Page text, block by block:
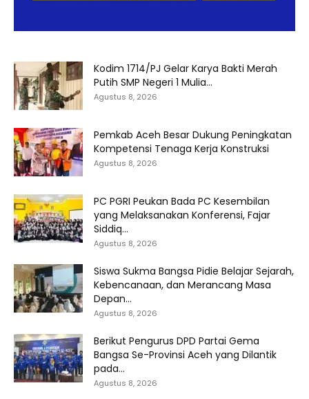
Kodim 1714/PJ Gelar Karya Bakti Merah
Putih SMP Negeri 1 Mulia...
Agustus 8, 2026
Pemkab Aceh Besar Dukung Peningkatan
Kompetensi Tenaga Kerja Konstruksi
Agustus 8, 2026
PC PGRI Peukan Bada PC Kesembilan
yang Melaksanakan Konferensi, Fajar
Siddiq...
Agustus 8, 2026
Siswa Sukma Bangsa Pidie Belajar Sejarah,
Kebencanaan, dan Merancang Masa
Depan...
Agustus 8, 2026
Berikut Pengurus DPD Partai Gema
Bangsa Se-Provinsi Aceh yang Dilantik
pada...
Agustus 8, 2026